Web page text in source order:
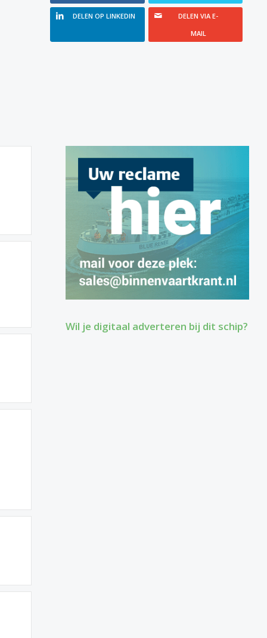
DELEN OP LINKEDIN
DELEN VIA E-
MAIL
Wil je digitaal adverteren bij dit schip?